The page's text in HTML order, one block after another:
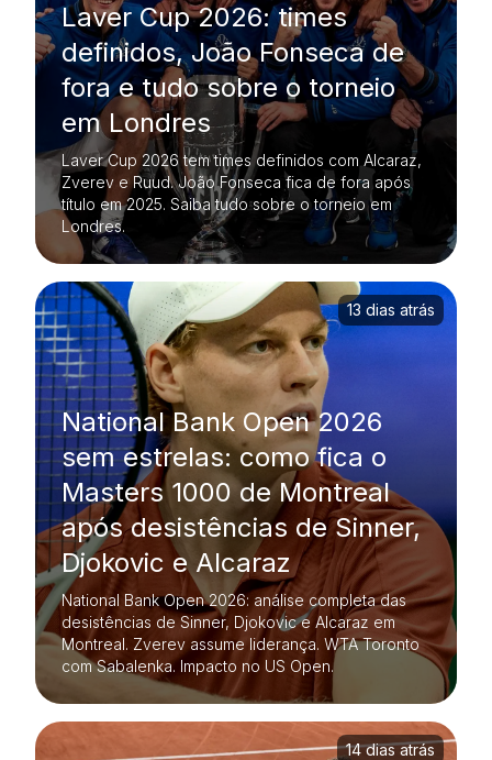
Laver Cup 2026: times
definidos, João Fonseca de
fora e tudo sobre o torneio
em Londres
Laver Cup 2026 tem times definidos com Alcaraz,
Zverev e Ruud. João Fonseca fica de fora após
título em 2025. Saiba tudo sobre o torneio em
Londres.
National Bank Open 2026
sem estrelas: como fica o
Masters 1000 de Montreal
após desistências de Sinner,
Djokovic e Alcaraz
National Bank Open 2026: análise completa das
desistências de Sinner, Djokovic e Alcaraz em
Montreal. Zverev assume liderança. WTA Toronto
com Sabalenka. Impacto no US Open.
13 dias atrás
14 dias atrás